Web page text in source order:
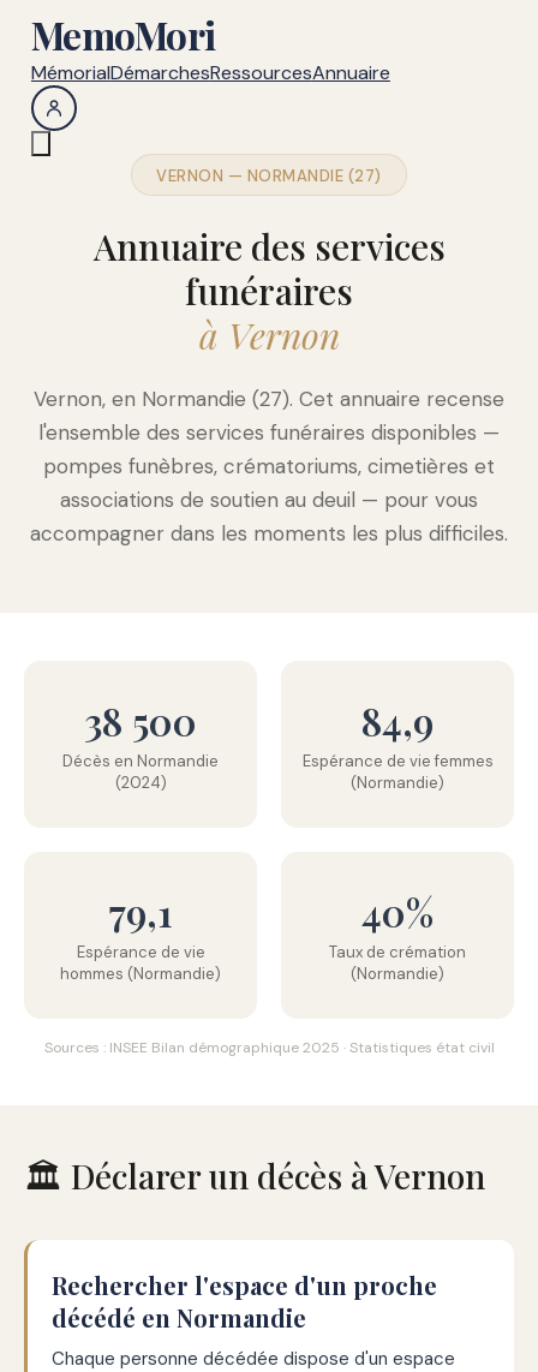
MemoMori
MémorialDémarchesRessourcesAnnuaire
VERNON — NORMANDIE (27)
Annuaire des services
funéraires
à Vernon
Vernon, en Normandie (27). Cet annuaire recense
l'ensemble des services funéraires disponibles —
pompes funèbres, crématoriums, cimetières et
associations de soutien au deuil — pour vous
accompagner dans les moments les plus difficiles.
38 500
Décès en Normandie
(2024)
84,9
Espérance de vie femmes
(Normandie)
79,1
Espérance de vie
hommes (Normandie)
40%
Taux de crémation
(Normandie)
Sources : INSEE Bilan démographique 2025 · Statistiques état civil
🏛️ Déclarer un décès à Vernon
Rechercher l'espace d'un proche
décédé en Normandie
Chaque personne décédée dispose d'un espace